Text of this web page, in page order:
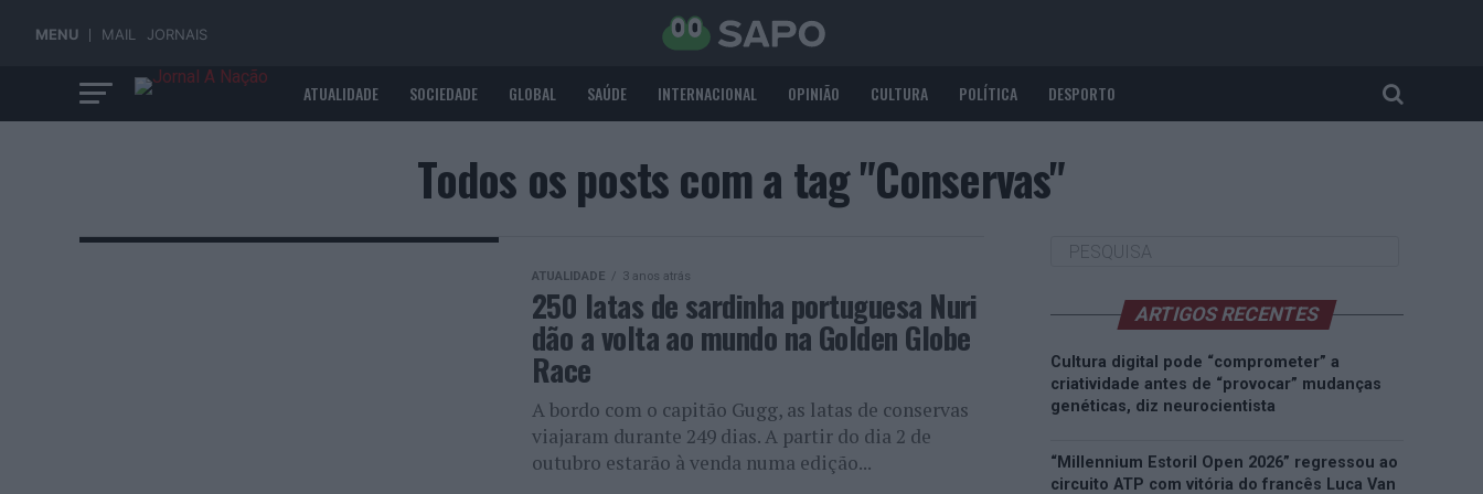
MENU MAIL JORNAIS
ATUALIDADE SOCIEDADE GLOBAL SAÚDE INTERNACIONAL OPINIÃO CULTURA POLÍTICA DESPORTO
Todos os posts com a tag "Conservas"
ATUALIDADE 3 anos atrás
250 latas de sardinha portuguesa Nuri
dão a volta ao mundo na Golden Globe
Race
A bordo com o capitão Gugg, as latas de conservas
viajaram durante 249 dias. A partir do dia 2 de
outubro estarão à venda numa edição...
ARTIGOS RECENTES
Cultura digital pode “comprometer” a
criatividade antes de “provocar” mudanças
genéticas, diz neurocientista
“Millennium Estoril Open 2026” regressou ao
circuito ATP com vitória do francês Luca Van